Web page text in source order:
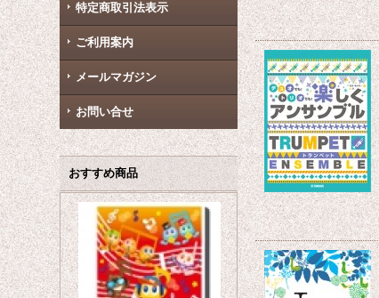
特定商取引法表示
ご利用案内
メールマガジン
お問い合せ
おすすめ商品